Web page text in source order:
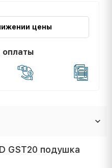
цены
GST20 подушка